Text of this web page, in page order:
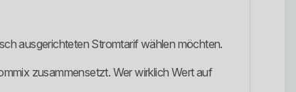
ausgerichteten Stromtarif wählen möchten.
zusammensetzt. Wer wirklich Wert auf